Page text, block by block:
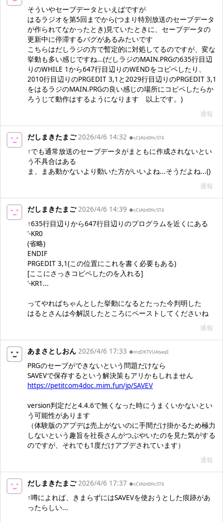
そういやセーブデータといえばですが
はるラジオを第5回までから(つまり特別放送のセーブデータ
が作られてなかったとき)見ていたときに、セーブデータの
更新中に停滞するバグがあるみたいです
こちらはだしラジの方で暫定的に対処してるのですが、変な
挙動も多い感じですね...(だしラジのMAIN.PRGの635行目辺
りのWHILE 1から647行目辺りのWENDをコピペしたり、
2010行目辺りのPRGEDIT 3,1と2029行目辺りのPRGEDIT 3,1
をはるラジのMAIN.PRGの良い感じの場所にコピペしたらか
ろうじて動作はするようになります 以上です。)
通報
だしまきたまご 2026/4/6 14:32 ◆sCtAbt0Hc5T4
↑でも通常放送のセーブデータがまともに作成されないとい
う不具合はある
ま、まあ動かないより動いた方がいいよね...そうだよね...()
通報
だしまきたまご 2026/4/6 14:39 ◆sCtAbt0Hc5T4
↑635行目辺りから647行目辺りのプログラムを近くにある
'-KR0
(省略)
ENDIF
PRGEDIT 3,1(この位置にこれを書く必要もある)
[ここにさっきコピペしたのを入れる]
'-KR1...
ってやればちゃんとした挙動になるとたった今判明した
はるとさんは今解説したところにペーストしてくださいね
通報
あまさとしおん 2026/4/6 17:33 ◆mzDKTVUAtwqE
PRGのセーブができないという問題だけなら
SAVEVで保存するという解決策もアリかもしれません
https://petitcom4doc.mim.fun/jp/SAVEV
version判定だと4.4.6で無くなった時にうまくいかないとい
う可能性があります
（体験版のアプデは売上がないのに手間だけ掛かるため極力
しないという趣旨を社長さんがつぶやいたのを見た気がする
のですが、それでも1度だけアプデされています）
通報
だしまきたまご 2026/4/6 17:37 ◆sCtAbt0Hc5T4
↑噂によれば、きまらずにはSAVEVを使おうとした痕跡があ
ったらしい...